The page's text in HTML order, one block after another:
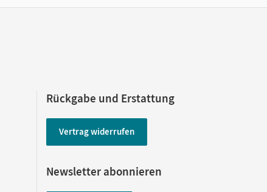
Rückgabe und Erstattung
Vertrag widerrufen
Newsletter abonnieren